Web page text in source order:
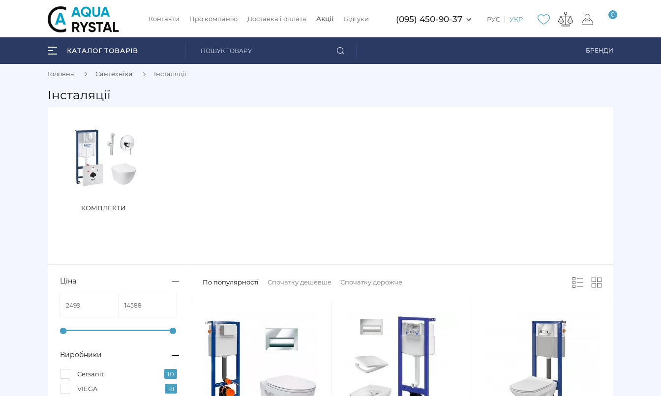
Контакти Про компанію Доставка і оплата Акції Відгуки
0
РУС УКР
(095) 450-90-37
БРЕНДИ
КАТАЛОГ ТОВАРІВ
Головна Сантехніка Інсталяції
Інсталяції
КОМПЛЕКТИ
Ціна
Виробники
Cersanit
10
VIEGA
18
По популярності Спочатку дешевше Спочатку дорожче